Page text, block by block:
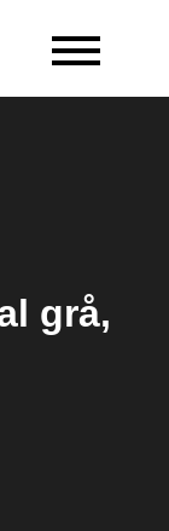
grå,